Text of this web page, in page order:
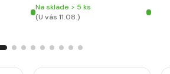
Na sklade > 5 ks
(U vás 11.08.)